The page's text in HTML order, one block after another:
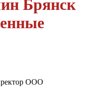
Брянск
ООО